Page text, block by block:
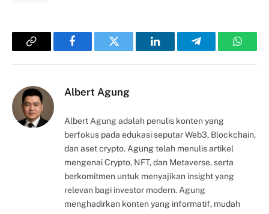
Copy
FacebookTwitter LinkedInTelegram
Albert Agung
Albert Agung adalah penulis konten yang
berfokus pada edukasi seputar Web3, Blockchain,
dan aset crypto. Agung telah menulis artikel
mengenai Crypto, NFT, dan Metaverse, serta
berkomitmen untuk menyajikan insight yang
relevan bagi investor modern. Agung
menghadirkan konten yang informatif, mudah